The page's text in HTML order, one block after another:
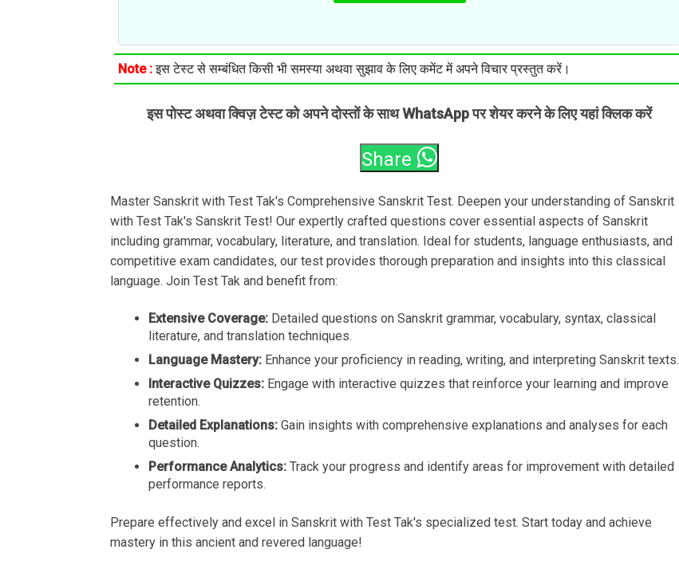
Note :इस टेस्ट से सम्बंधित किसी भी समस्या अथवा सुझाव के लिए कमेंट में अपने विचार प्रस्तुत करें।
इस पोस्ट अथवा क्विज़ टेस्ट को अपने दोस्तों के साथ WhatsApp पर शेयर करने के लिए यहां क्लिक करें
Share
Master Sanskrit with Test Tak's Comprehensive Sanskrit Test. Deepen your understanding of Sanskrit
with Test Tak's Sanskrit Test! Our expertly crafted questions cover essential aspects of Sanskrit
including grammar, vocabulary, literature, and translation. Ideal for students, language enthusiasts, and
competitive exam candidates, our test provides thorough preparation and insights into this classical
language. Join Test Tak and benefit from:
Extensive Coverage: Detailed questions on Sanskrit grammar, vocabulary, syntax, classical
literature, and translation techniques.
Language Mastery: Enhance your proficiency in reading, writing, and interpreting Sanskrit texts.
Interactive Quizzes: Engage with interactive quizzes that reinforce your learning and improve
retention.
Detailed Explanations: Gain insights with comprehensive explanations and analyses for each
question.
Performance Analytics: Track your progress and identify areas for improvement with detailed
performance reports.
Prepare effectively and excel in Sanskrit with Test Tak's specialized test. Start today and achieve
mastery in this ancient and revered language!